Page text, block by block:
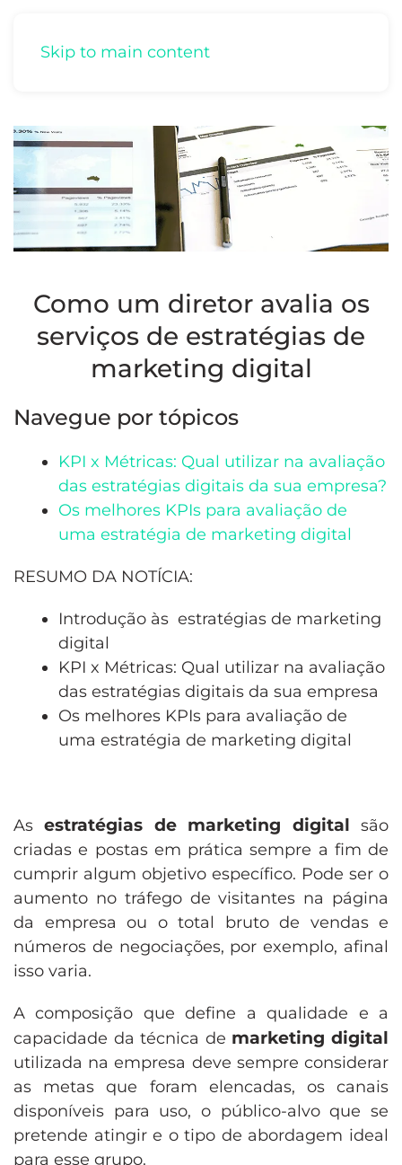
Skip to main content
Como um diretor avalia os
serviços de estratégias de
marketing digital
Navegue por tópicos
KPI x Métricas: Qual utilizar na avaliação
das estratégias digitais da sua empresa?
Os melhores KPIs para avaliação de
uma estratégia de marketing digital
RESUMO DA NOTÍCIA:
Introdução às estratégias de marketing
digital
KPI x Métricas: Qual utilizar na avaliação
das estratégias digitais da sua empresa
Os melhores KPIs para avaliação de
uma estratégia de marketing digital
Asestratégias de marketing digital são
criadas e postas em prática sempre a fim de
cumprir algum objetivo específico. Pode ser o
aumento no tráfego de visitantes na página
da empresa ou o total bruto de vendas e
números de negociações, por exemplo, afinal
isso varia.
A composição que define a qualidade e a
capacidade da técnica de marketing digital
utilizada na empresa deve sempre considerar
as metas que foram elencadas, os canais
disponíveis para uso, o público-alvo que se
pretende atingir e o tipo de abordagem ideal
para esse grupo.